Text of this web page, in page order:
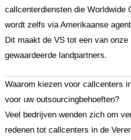
callcenterdiensten die Worldwide
wordt zelfs via Amerikaanse
Dit maakt de VS tot een van
gewaardeerde landpartners.
Waarom kiezen voor callcenters
voor uw outsourcingbehoeften?
Veel bedrijven wenden zich om
redenen tot callcenters in de